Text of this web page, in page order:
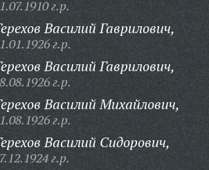
г.р.
Василий Гаврилович,
г.р.
Василий Гаврилович,
г.р.
Василий Михайлович,
г.р.
Василий Сидорович,
г.р.